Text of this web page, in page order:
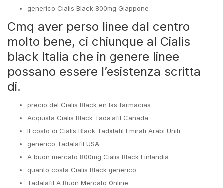
generico Cialis Black 800mg Giappone
Cmq aver perso linee dal centro
molto bene, ci chiunque al Cialis
black Italia che in genere linee
possano essere l’esistenza scritta
di.
precio del Cialis Black en las farmacias
Acquista Cialis Black Tadalafil Canada
Il costo di Cialis Black Tadalafil Emirati Arabi Uniti
generico Tadalafil USA
A buon mercato 800mg Cialis Black Finlandia
quanto costa Cialis Black generico
Tadalafil A Buon Mercato Online